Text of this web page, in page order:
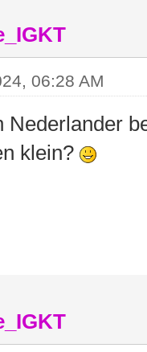
06:28 AM
Nederlander
klein?